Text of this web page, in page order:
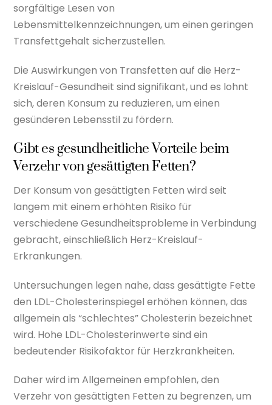
sorgfältige Lesen von
Lebensmittelkennzeichnungen, um einen geringen
Transfettgehalt sicherzustellen.
Die Auswirkungen von Transfetten auf die Herz-
Kreislauf-Gesundheit sind signifikant, und es lohnt
sich, deren Konsum zu reduzieren, um einen
gesünderen Lebensstil zu fördern.
Gibt es gesundheitliche Vorteile beim
Verzehr von gesättigten Fetten?
Der Konsum von gesättigten Fetten wird seit
langem mit einem erhöhten Risiko für
verschiedene Gesundheitsprobleme in Verbindung
gebracht, einschließlich Herz-Kreislauf-
Erkrankungen.
Untersuchungen legen nahe, dass gesättigte Fette
den LDL-Cholesterinspiegel erhöhen können, das
allgemein als “schlechtes” Cholesterin bezeichnet
wird. Hohe LDL-Cholesterinwerte sind ein
bedeutender Risikofaktor für Herzkrankheiten.
Daher wird im Allgemeinen empfohlen, den
Verzehr von gesättigten Fetten zu begrenzen, um